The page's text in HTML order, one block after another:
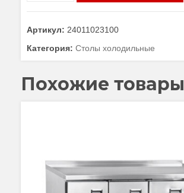
Стол
среднетемпературный
СХС-60-
охлаждаемая
дверь)
Артикул: 24011023100
Категория: Столы холодильные
Похожие товары